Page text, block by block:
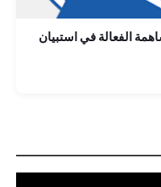
الفعالة في استبيان